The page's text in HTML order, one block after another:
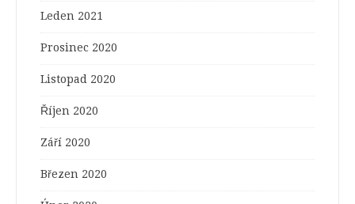
Leden 2021
Prosinec 2020
Listopad 2020
Říjen 2020
Září 2020
Březen 2020